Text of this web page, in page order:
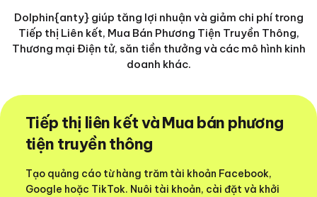
Dolphin{anty} giúp tăng lợi nhuận và giảm chi phí trong
Tiếp thị Liên kết, Mua Bán Phương Tiện Truyền Thông,
Thương mại Điện tử, săn tiền thưởng và các mô hình kinh
doanh khác.
Tiếp thị liên kết và Mua bán phương
tiện truyền thông
Tạo quảng cáo từ hàng trăm tài khoản Facebook,
Google hoặc TikTok. Nuôi tài khoản, cài đặt và khởi